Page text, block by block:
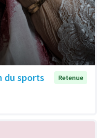
du sports
Retenue